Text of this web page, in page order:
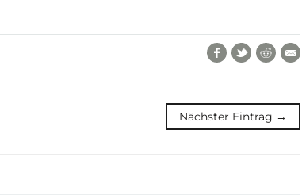
Facebook
TwitterReddit
Nächster Eintrag →